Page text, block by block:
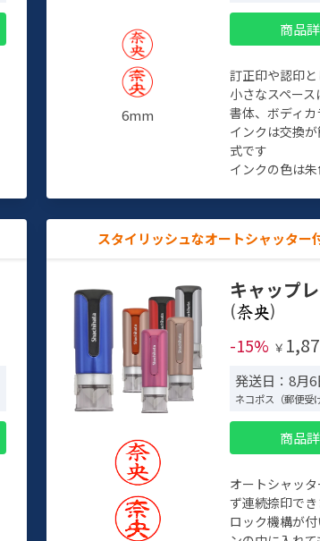
6mm
商品
訂正印や認印
小さなスペース
書体、ボディカ
インクは交換
式です
インクの色は朱
スタイリッシュなオートシャッター
キャップ
(
)
-15% ￥
発送日：8月
ネコポス（郵便受
商品
オートシャッ
ず連続捺印でき
ロック機構が